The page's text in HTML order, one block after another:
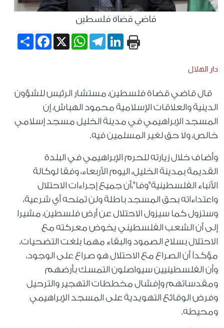
قاضي قضاة فلسطين
Share
Facebook X
WhatsApp
TelegramLinkedIn
دار الهلال
قال قاضي قضاة فلسطين، مستشار الرئيس للشؤون
الدينية والعلاقات الإسلامية محمود الهباش، إن
المسجد الإبراهيمي في مدينة الخليل مسجد إسلامي
خالص، ولا حق لغير المسلمين فيه.
وأضاف خلال زيارته للحرم الإبراهيمي في البلدة
القديمة بمدينة الخليل، اليوم الأربعاء، وفقا لوكالة
الأنباء الفلسطينية"وفا"،أن جميع إجراءات الاحتلال
واعتداءاته بحق المسجد باطلة ولن تمنحه أي شرعية،
وستزول كما سيزول الاحتلال عن أرض فلسطين، مشيرا
إلى أن الشعب الفلسطيني يخوض معركته مع
الاحتلال بسلاح الصمود والبقاء مهما بلغت التضحيات،
مؤكداً أن الصراع مع الاحتلال هو صراع على الوجود،
وأن الفلسطينيين سيواصلون التمسك بأرضهم
ومقدساتهم وإفشال مخططات التهجير والترحيل
وفرض الوقائع التهويدية على المسجد الإبراهيمي
ومحيطه.